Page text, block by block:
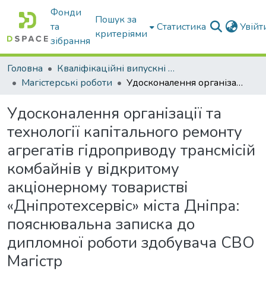
Фонди
та
зібрання
Пошук за
критеріями
Статистика
Головна
Кваліфікаційні випускні роботи бакалаврів і магістрів
Магістерські роботи
Удосконалення організації та технології капітального ремонту агрегатів гідроприводу трансмісій комбайнів у відкритому акціонерному товаристві «Дніпротехсервіс» міста Дніпра: пояснювальна записка до дипломної роботи здобувача СВО Магістр
Удосконалення організації та
технології капітального ремонту
агрегатів гідроприводу трансмісій
комбайнів у відкритому
акціонерному товаристві
«Дніпротехсервіс» міста Дніпра:
пояснювальна записка до
дипломної роботи здобувача СВО
Магістр